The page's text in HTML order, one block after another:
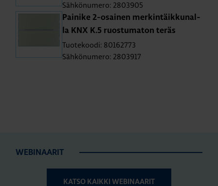
Sähkönumero: 2803905
Pai­ni­ke 2-osai­nen mer­kin­täik­ku­nal­
la KNX K.5 ruos­tu­ma­ton teräs
Tuotekoodi: 80162773
Sähkönumero: 2803917
WEBINAARIT
KATSO KAIKKI WEBINAARIT